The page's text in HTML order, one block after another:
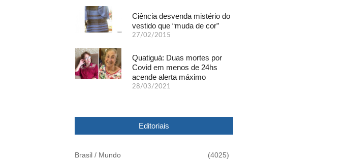
Ciência desvenda mistério do
vestido que “muda de cor”
27/02/2015
Quatiguá: Duas mortes por
Covid em menos de 24hs
acende alerta máximo
28/03/2021
Editoriais
Brasil / Mundo (4025)